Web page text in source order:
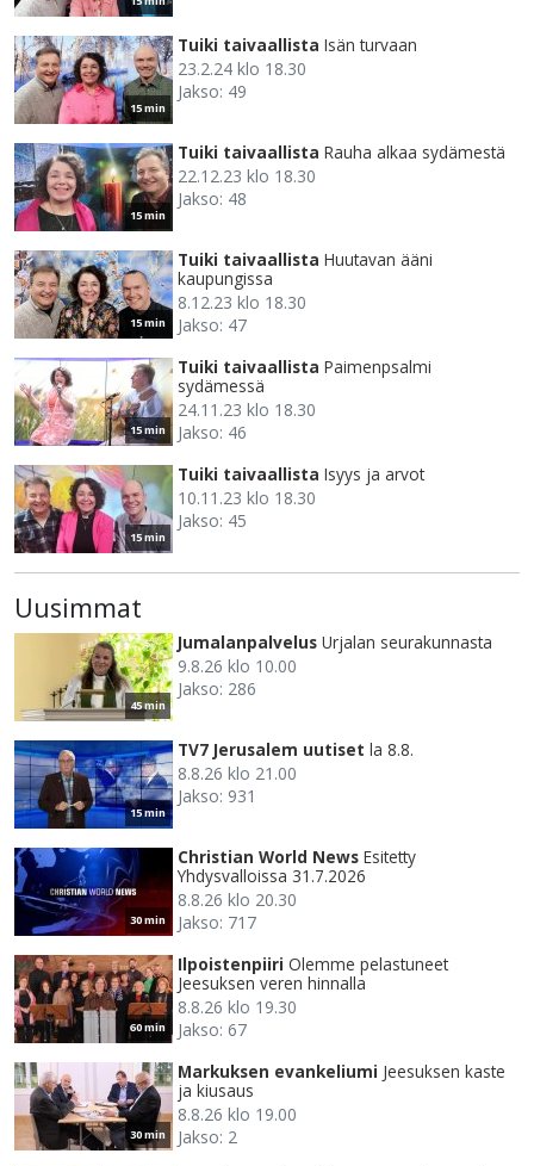
15 min
Tuiki taivaallista Isän turvaan
23.2.24 klo 18.30
Jakso: 49
15 min
Tuiki taivaallista Rauha alkaa sydämestä
22.12.23 klo 18.30
Jakso: 48
15 min
Tuiki taivaallista Huutavan ääni
kaupungissa
8.12.23 klo 18.30
Jakso: 47
15 min
Tuiki taivaallista Paimenpsalmi
sydämessä
24.11.23 klo 18.30
Jakso: 46
15 min
Tuiki taivaallista Isyys ja arvot
10.11.23 klo 18.30
Jakso: 45
Uusimmat
45 min
Jumalanpalvelus Urjalan seurakunnasta
9.8.26 klo 10.00
Jakso: 286
15 min
TV7 Jerusalem uutiset la 8.8.
8.8.26 klo 21.00
Jakso: 931
30 min
Christian World News Esitetty
Yhdysvalloissa 31.7.2026
8.8.26 klo 20.30
Jakso: 717
60 min
Ilpoistenpiiri Olemme pelastuneet
Jeesuksen veren hinnalla
8.8.26 klo 19.30
Jakso: 67
30 min
Markuksen evankeliumi Jeesuksen kaste
ja kiusaus
8.8.26 klo 19.00
Jakso: 2